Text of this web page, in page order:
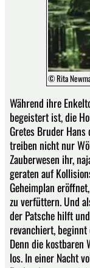
© Rita
Während ihre
begeistert ist, die
Gretes Bruder Hans
treiben nicht nur
Zauberwesen ihr,
geraten auf
Geheimplan
zu verfüttern. Und
der Patsche hilft
revanchiert,
Denn die kostbaren
los. In einer Nacht